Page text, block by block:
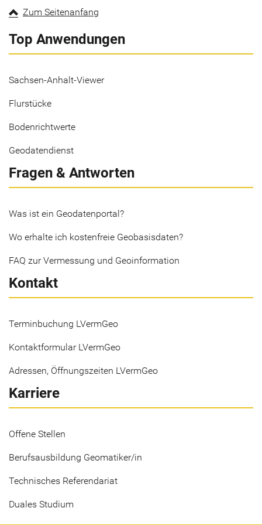
Zum Seitenanfang
Top Anwendungen
Sachsen-Anhalt-Viewer
Flurstücke
Bodenrichtwerte
Geodatendienst
Fragen & Antworten
Was ist ein Geodatenportal?
Wo erhalte ich kostenfreie Geobasisdaten?
FAQ zur Vermessung und Geoinformation
Kontakt
Terminbuchung LVermGeo
Kontaktformular LVermGeo
Adressen, Öffnungszeiten LVermGeo
Karriere
Offene Stellen
Berufsausbildung Geomatiker/in
Technisches Referendariat
Duales Studium